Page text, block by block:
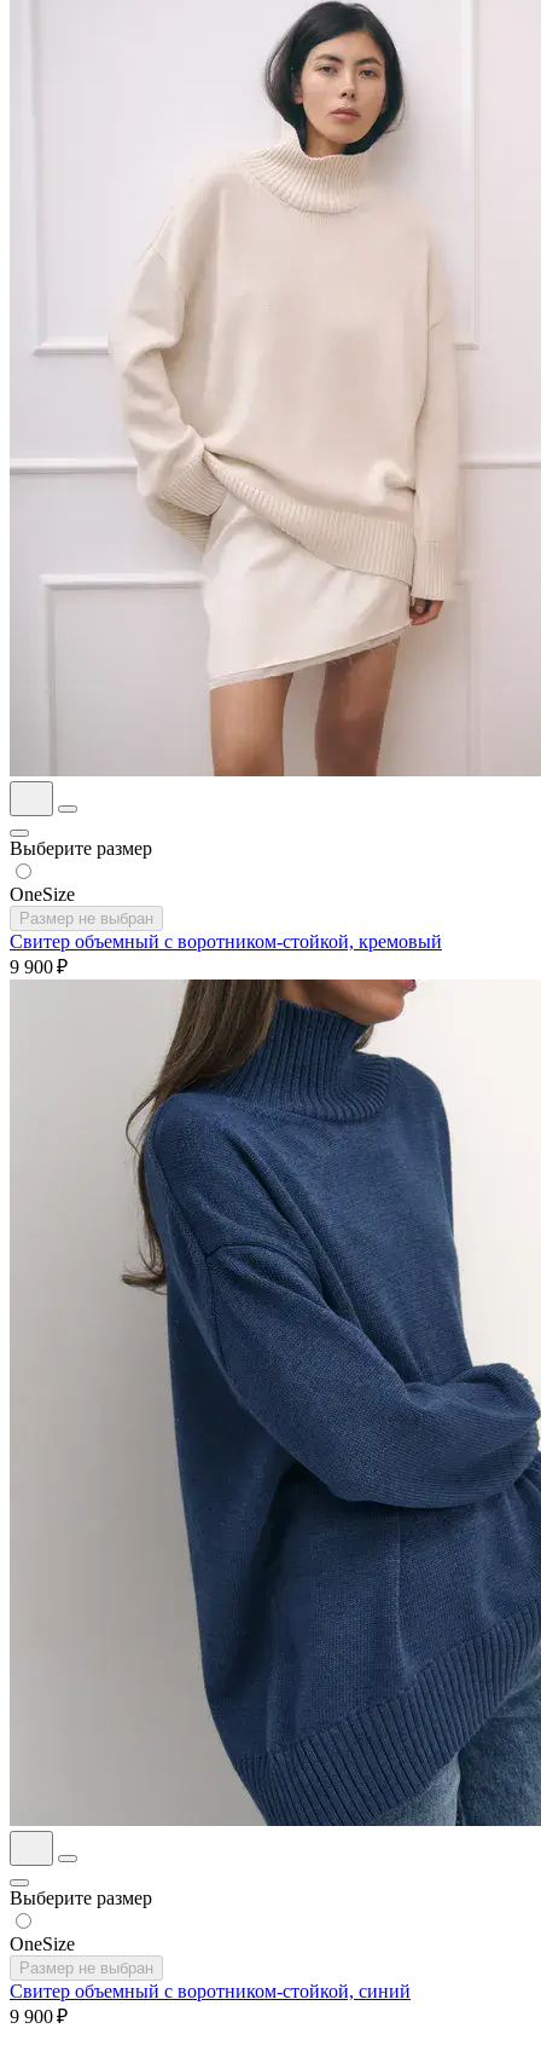
Выберите размер
OneSize
Размер не выбран
Свитер объемный с воротником-стойкой, кремовый
9 900 ₽
Выберите размер
OneSize
Размер не выбран
Свитер объемный с воротником-стойкой, синий
9 900 ₽